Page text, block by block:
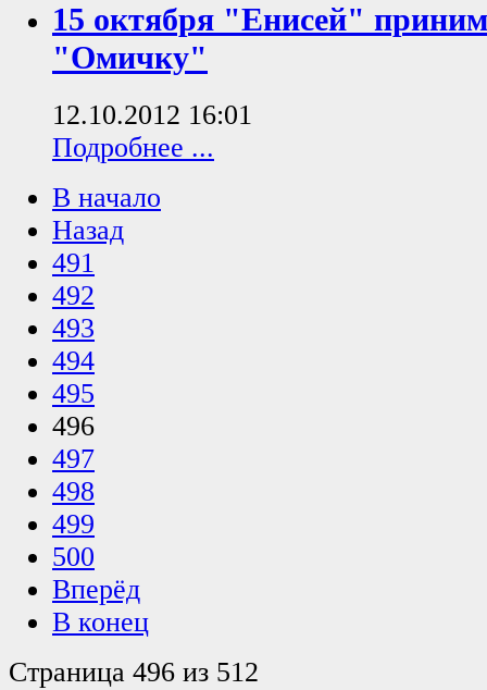
15 октября "Енисей"
"Омичку"
12.10.2012 16:01
Подробнее ...
В начало
Назад
491
492
493
494
495
496
497
498
499
500
Вперёд
В конец
Страница 496 из 512